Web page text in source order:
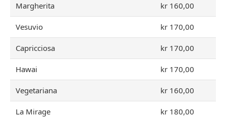
Margherita kr 160,00
Vesuvio kr 170,00
Capricciosa kr 170,00
Hawai kr 170,00
Vegetariana kr 160,00
La Mirage kr 180,00